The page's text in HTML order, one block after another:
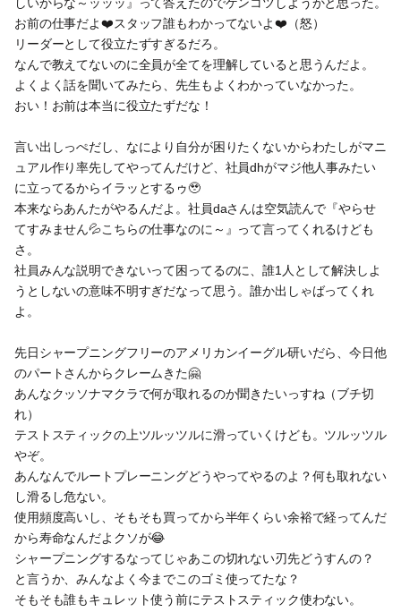
しいからな～ッッッ』って答えたのでゲンコツしようかと思った。
お前の仕事だよ❤️スタッフ誰もわかってないよ❤️（怒）
リーダーとして役立たずすぎるだろ。
なんで教えてないのに全員が全てを理解していると思うんだよ。
よくよく話を聞いてみたら、先生もよくわかっていなかった。
おい！お前は本当に役立たずだな！
言い出しっぺだし、なにより自分が困りたくないからわたしがマニ
ュアル作り率先してやってんだけど、社員dhがマジ他人事みたい
に立ってるからイラッとするゥ🥹
本来ならあんたがやるんだよ。社員daさんは空気読んで『やらせ
てすみません💦こちらの仕事なのに～』って言ってくれるけども
さ。
社員みんな説明できないって困ってるのに、誰1人として解決しよ
うとしないの意味不明すぎだなって思う。誰か出しゃばってくれ
よ。
先日シャープニングフリーのアメリカンイーグル研いだら、今日他
のパートさんからクレームきた🤗
あんなクッソナマクラで何が取れるのか聞きたいっすね（ブチ切
れ）
テストスティックの上ツルッツルに滑っていくけども。ツルッツル
やぞ。
あんなんでルートプレーニングどうやってやるのよ？何も取れない
し滑るし危ない。
使用頻度高いし、そもそも買ってから半年くらい余裕で経ってんだ
から寿命なんだよクソが😂
シャープニングするなってじゃあこの切れない刃先どうすんの？
と言うか、みんなよく今までこのゴミ使ってたな？
そもそも誰もキュレット使う前にテストスティック使わない。